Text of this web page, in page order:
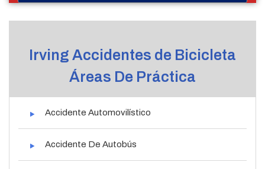
Irving Accidentes de Bicicleta
Áreas De Práctica
Accidente Automovilístico
Accidente De Autobús